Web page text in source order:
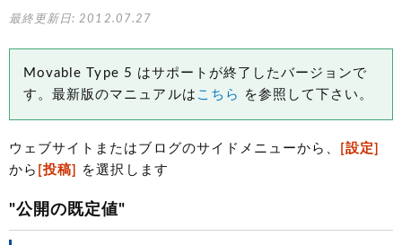
最終更新日: 2012.07.27
Movable Type 5 はサポートが終了したバージョンで
す。最新版のマニュアルは こちら を参照して下さい。
ウェブサイトまたはブログのサイドメニューから、
[設定]
から [投稿] を選択します
"公開の既定値"